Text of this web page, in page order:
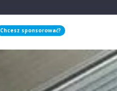
Chcesz sponsorować?